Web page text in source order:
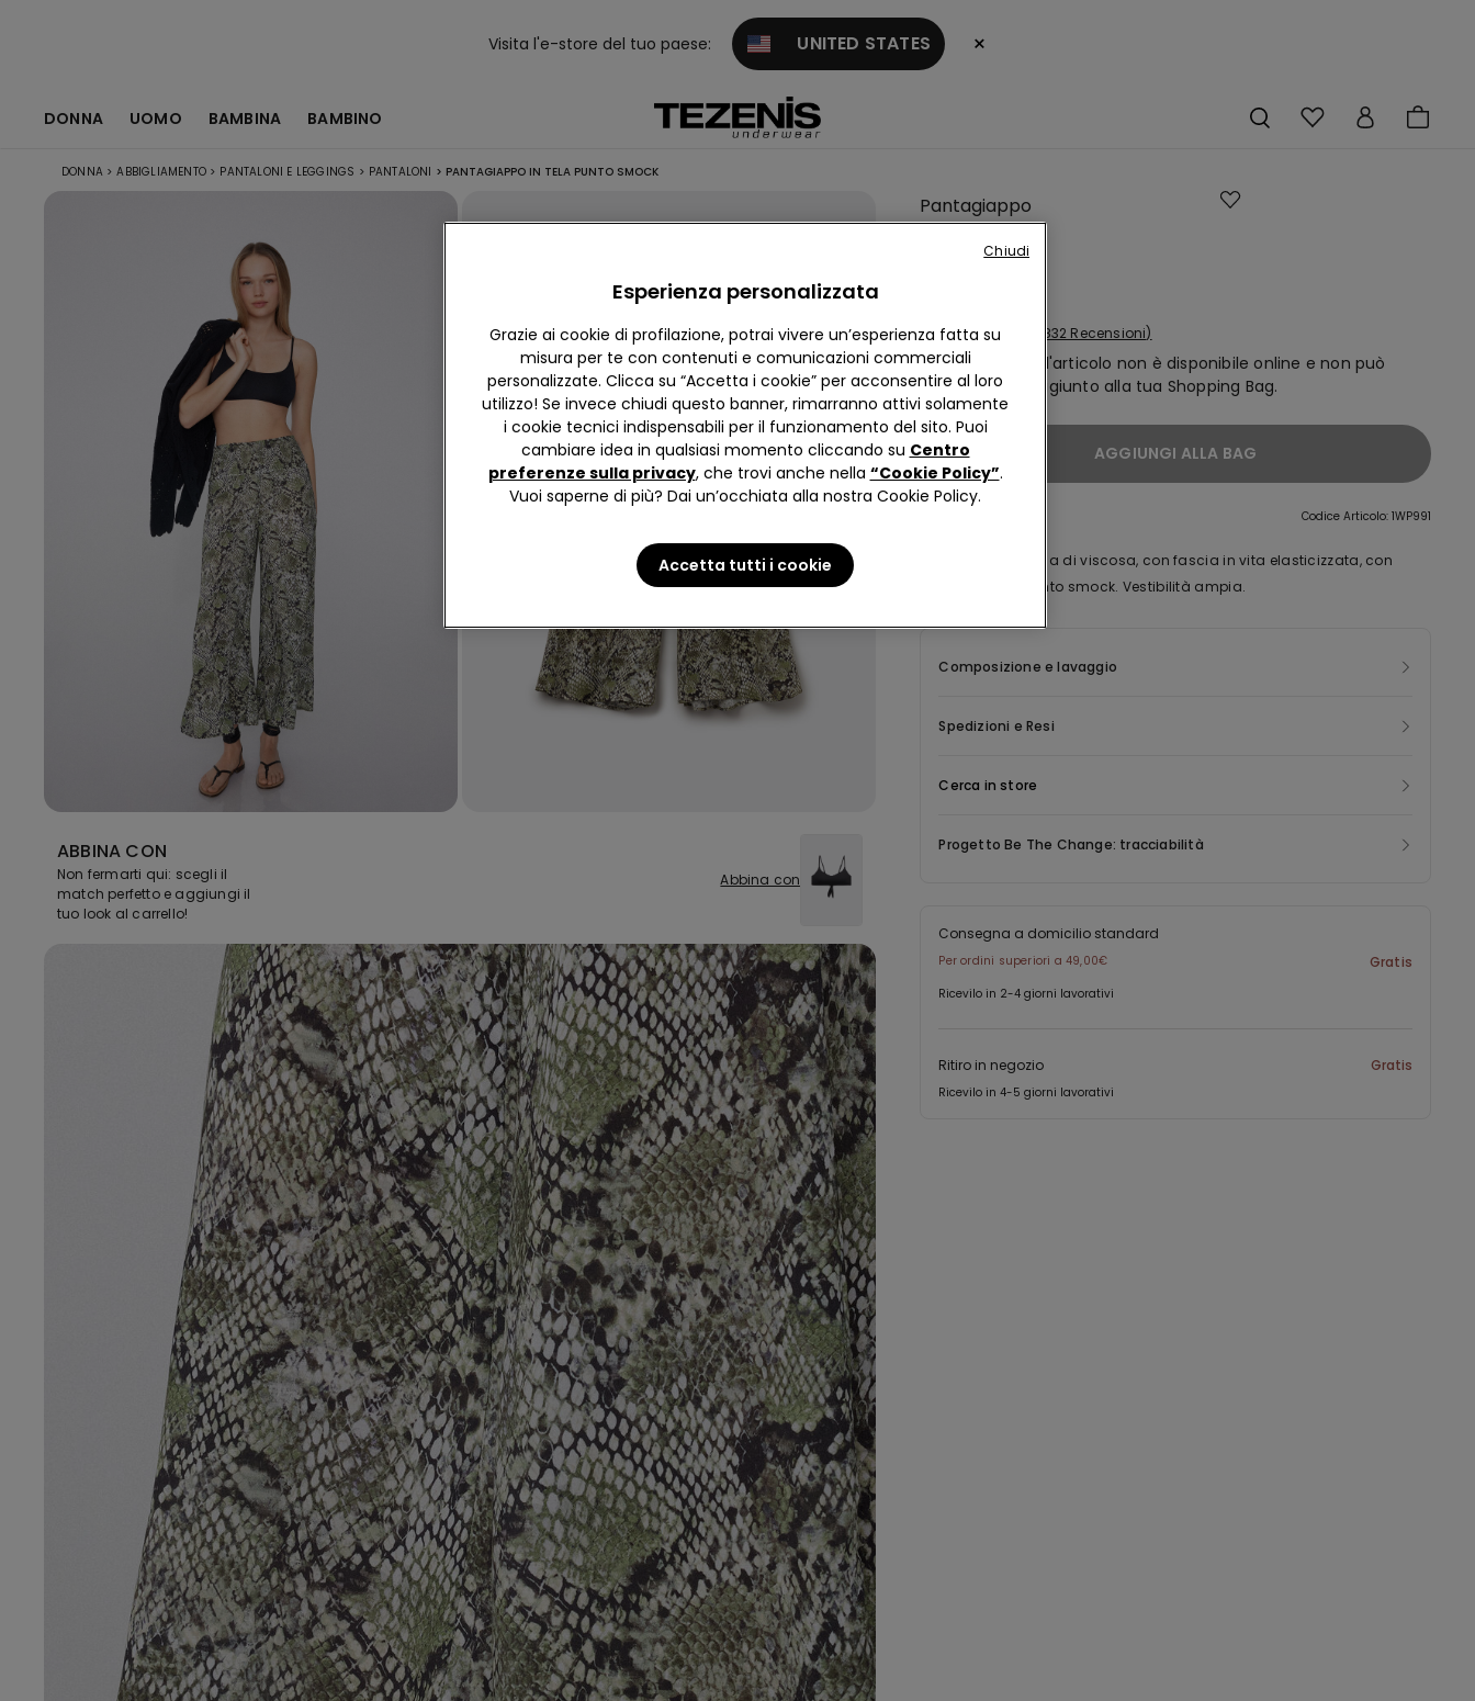
Visita l'e-store del tuo paese: UNITED STATES ×
DONNA UOMO BAMBINA BAMBINO
DONNA > ABBIGLIAMENTO > PANTALONI E LEGGINGS > PANTALONI > PANTAGIAPPO IN TELA PUNTO SMOCK
ABBINA CON
Non fermarti qui: scegli il
match perfetto e aggiungi il
tuo look al carrello!
Abbina con
Pantagiappo
4,8 832 Recensioni
Ci dispiace, ma l'articolo non è disponibile online e non può
quindi essere aggiunto alla tua Shopping Bag.
AGGIUNGI ALLA BAG
Codice Articolo: 1WP991
Pantagiappo in tela di viscosa, con fascia in vita elasticizzata, con
lavorazione in punto smock. Vestibilità ampia.
Composizione e lavaggio
Spedizioni e Resi
Cerca in store
Progetto Be The Change: tracciabilità
Consegna a domicilio standard
Per ordini superiori a 49,00€ Gratis
Ricevilo in 2-4 giorni lavorativi
Ritiro in negozio Gratis
Ricevilo in 4-5 giorni lavorativi
Esperienza personalizzata
Grazie ai cookie di profilazione, potrai vivere un’esperienza fatta su
misura per te con contenuti e comunicazioni commerciali
personalizzate. Clicca su “Accetta i cookie” per acconsentire al loro
utilizzo! Se invece chiudi questo banner, rimarranno attivi solamente
i cookie tecnici indispensabili per il funzionamento del sito. Puoi
cambiare idea in qualsiasi momento cliccando su Centro
preferenze sulla privacy, che trovi anche nella “Cookie Policy”.
Vuoi saperne di più? Dai un’occhiata alla nostra Cookie Policy.
Accetta tutti i cookie
Chiudi